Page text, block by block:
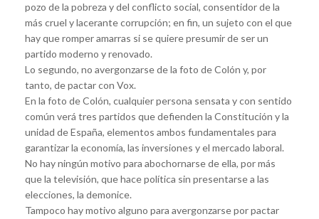
pozo de la pobreza y del conflicto social, consentidor de la
más cruel y lacerante corrupción; en fin, un sujeto con el que
hay que romper amarras si se quiere presumir de ser un
partido moderno y renovado.
Lo segundo, no avergonzarse de la foto de Colón y, por
tanto, de pactar con Vox.
En la foto de Colón, cualquier persona sensata y con sentido
común verá tres partidos que defienden la Constitución y la
unidad de España, elementos ambos fundamentales para
garantizar la economía, las inversiones y el mercado laboral.
No hay ningún motivo para abochornarse de ella, por más
que la televisión, que hace política sin presentarse a las
elecciones, la demonice.
Tampoco hay motivo alguno para avergonzarse por pactar